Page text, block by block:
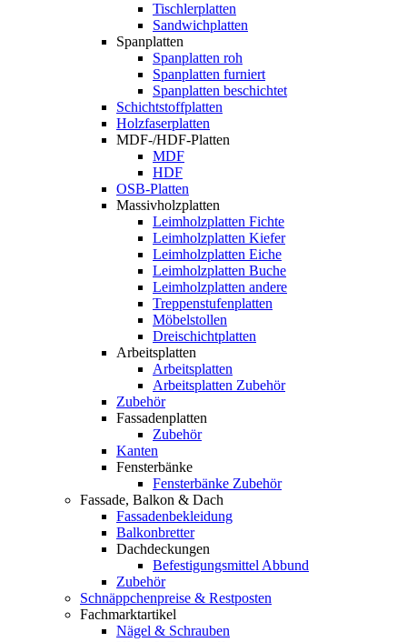
Tischlerplatten
Sandwichplatten
Spanplatten
Spanplatten roh
Spanplatten furniert
Spanplatten beschichtet
Schichtstoffplatten
Holzfaserplatten
MDF-/HDF-Platten
MDF
HDF
OSB-Platten
Massivholzplatten
Leimholzplatten Fichte
Leimholzplatten Kiefer
Leimholzplatten Eiche
Leimholzplatten Buche
Leimholzplatten andere
Treppenstufenplatten
Möbelstollen
Dreischichtplatten
Arbeitsplatten
Arbeitsplatten
Arbeitsplatten Zubehör
Zubehör
Fassadenplatten
Zubehör
Kanten
Fensterbänke
Fensterbänke Zubehör
Fassade, Balkon & Dach
Fassadenbekleidung
Balkonbretter
Dachdeckungen
Befestigungsmittel Abbund
Zubehör
Schnäppchenpreise & Restposten
Fachmarktartikel
Nägel & Schrauben